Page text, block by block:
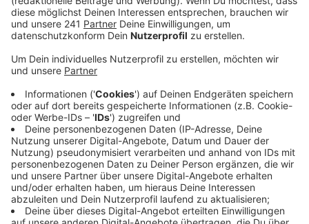
Veröffentlicht:Samstag, 14.12.2024 12:20
Mehr Straßenbahnen in der Rushhour
geplant
Anzeige
Alle 5 Minuten sollen die Straßenbahnen im RBRS-
Land in Zukunft fahren. Zumindest in der Rushhour. Das